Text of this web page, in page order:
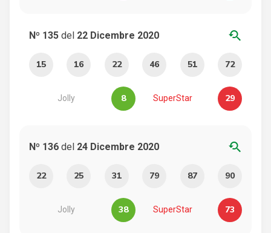
Nº 135 del 22 Dicembre 2020 youtube_searched_for
15 16 22 46 51 72
Jolly 8 SuperStar 29
Nº 136 del 24 Dicembre 2020 youtube_searched_for
22 25 31 79 87 90
Jolly 38 SuperStar 73